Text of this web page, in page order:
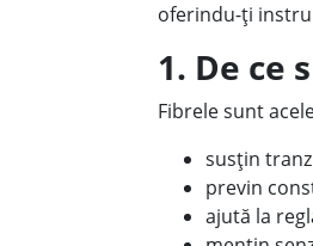
oferindu-ți
1. De ce
Fibrele sunt
susțin
previn
ajută la